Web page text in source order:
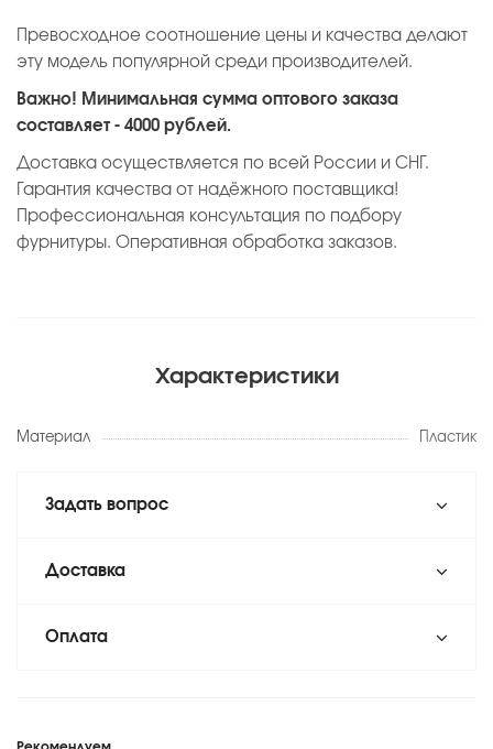
Превосходное соотношение цены и качества делают
эту модель популярной среди производителей.
Важно! Минимальная сумма оптового заказа
составляет - 4000 рублей.
Доставка осуществляется по всей России и СНГ.
Гарантия качества от надёжного поставщика!
Профессиональная консультация по подбору
фурнитуры. Оперативная обработка заказов.
Характеристики
Материал Пластик
Задать вопрос
Доставка
Оплата